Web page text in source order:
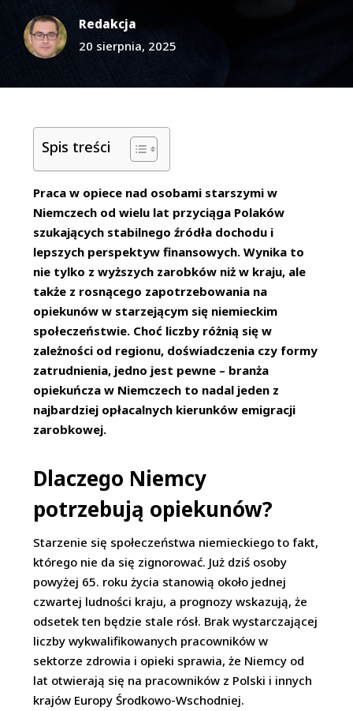
Redakcja
20 sierpnia, 2025
Spis treści
Praca w opiece nad osobami starszymi w
Niemczech od wielu lat przyciąga Polaków
szukających stabilnego źródła dochodu i
lepszych perspektyw finansowych. Wynika to
nie tylko z wyższych zarobków niż w kraju, ale
także z rosnącego zapotrzebowania na
opiekunów w starzejącym się niemieckim
społeczeństwie. Choć liczby różnią się w
zależności od regionu, doświadczenia czy formy
zatrudnienia, jedno jest pewne – branża
opiekuńcza w Niemczech to nadal jeden z
najbardziej opłacalnych kierunków emigracji
zarobkowej.
Dlaczego Niemcy
potrzebują opiekunów?
Starzenie się społeczeństwa niemieckiego to fakt,
którego nie da się zignorować. Już dziś osoby
powyżej 65. roku życia stanowią około jednej
czwartej ludności kraju, a prognozy wskazują, że
odsetek ten będzie stale rósł. Brak wystarczającej
liczby wykwalifikowanych pracowników w
sektorze zdrowia i opieki sprawia, że Niemcy od
lat otwierają się na pracowników z Polski i innych
krajów Europy Środkowo-Wschodniej.